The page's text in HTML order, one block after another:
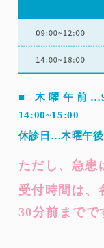
■ 木曜午前
14:00~15:00
休診日…木曜午後
ただし、急患
受付時間は、
30分前までで